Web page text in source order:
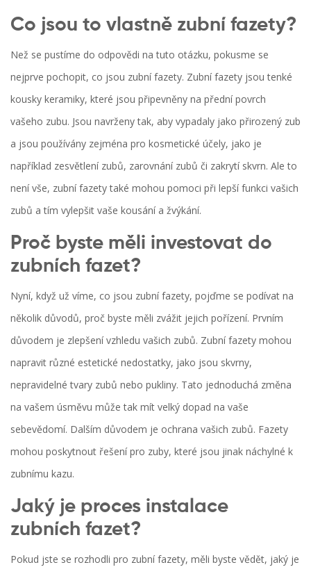
Co jsou to vlastně zubní fazety?
Než se pustíme do odpovědi na tuto otázku, pokusme se
nejprve pochopit, co jsou zubní fazety. Zubní fazety jsou tenké
kousky keramiky, které jsou připevněny na přední povrch
vašeho zubu. Jsou navrženy tak, aby vypadaly jako přirozený zub
a jsou používány zejména pro kosmetické účely, jako je
například zesvětlení zubů, zarovnání zubů či zakrytí skvrn. Ale to
není vše, zubní fazety také mohou pomoci při lepší funkci vašich
zubů a tím vylepšit vaše kousání a žvýkání.
Proč byste měli investovat do
zubních fazet?
Nyní, když už víme, co jsou zubní fazety, pojďme se podívat na
několik důvodů, proč byste měli zvážit jejich pořízení. Prvním
důvodem je zlepšení vzhledu vašich zubů. Zubní fazety mohou
napravit různé estetické nedostatky, jako jsou skvrny,
nepravidelné tvary zubů nebo pukliny. Tato jednoduchá změna
na vašem úsměvu může tak mít velký dopad na vaše
sebevědomí. Dalším důvodem je ochrana vašich zubů. Fazety
mohou poskytnout řešení pro zuby, které jsou jinak náchylné k
zubnímu kazu.
Jaký je proces instalace
zubních fazet?
Pokud jste se rozhodli pro zubní fazety, měli byste vědět, jaký je